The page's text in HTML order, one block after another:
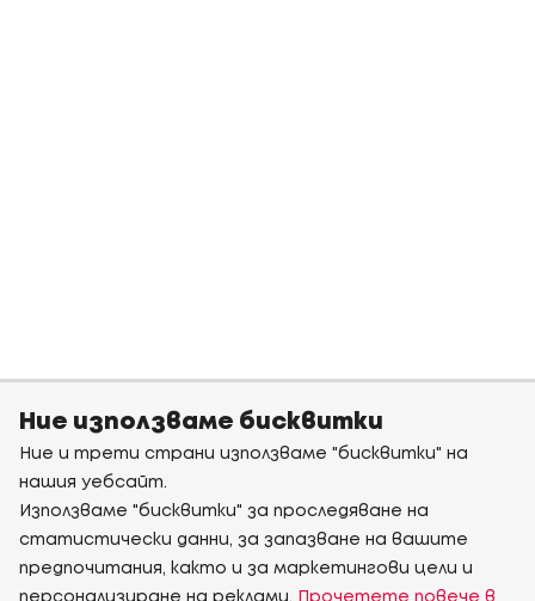
Ние използваме бисквитки
Ние и трети страни използваме "бисквитки" на
нашия уебсайт.
Използваме "бисквитки" за проследяване на
статистически данни, за запазване на вашите
предпочитания, както и за маркетингови цели и
персонализиране на реклами.
Прочетете повече в